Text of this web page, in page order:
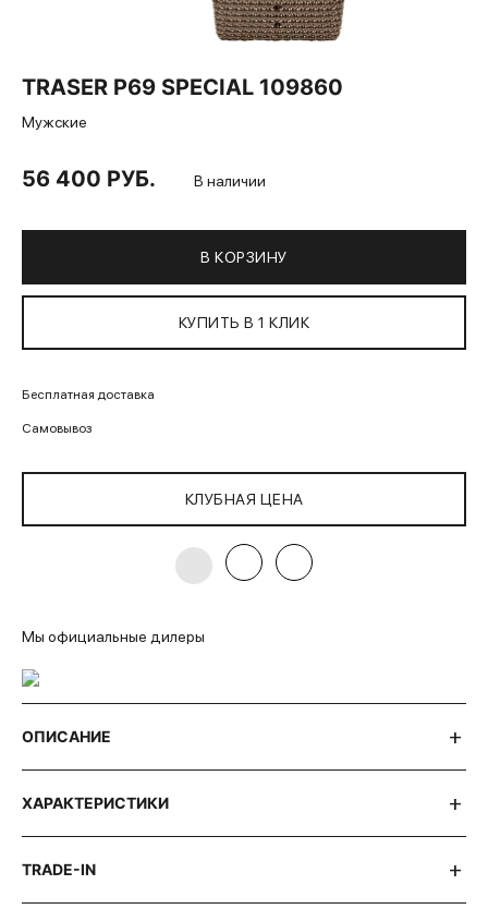
TRASER P69 SPECIAL 109860
Мужские
56 400 РУБ. В наличии
В КОРЗИНУ
КУПИТЬ В 1 КЛИК
Бесплатная доставка
Самовывоз
КЛУБНАЯ ЦЕНА
Мы официальные дилеры
ОПИСАНИЕ
ХАРАКТЕРИСТИКИ
TRADE-IN